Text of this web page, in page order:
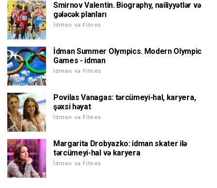
Smirnov Valentin. Biography, nailiyyətlər və
gələcək planları
İdman və Fitnes
İdman Summer Olympics. Modern Olympic
Games - idman
İdman və Fitnes
Povilas Vanagas: tərcümeyi-hal, karyera,
şəxsi həyat
İdman və Fitnes
Margarita Drobyazko: idman skater ilə
tərcümeyi-hal və karyera
İdman və Fitnes